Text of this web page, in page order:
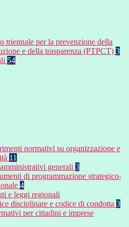
triennale per la prevenzione della
e della trasparenza (PTPCT) 3
54
normativi su organizzazione e
11
generali 3
di programmazione strategico-
4
e leggi regionali
disciplinare e codice di condotta 3
per cittadini e imprese